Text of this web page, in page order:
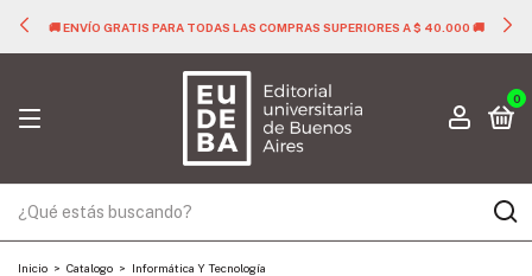
🚚 ENVÍO GRATIS PARA TODAS LAS COMPRAS SUPERIORES A $ 40.000 🚚
0
Inicio > Catalogo > Informática Y Tecnología